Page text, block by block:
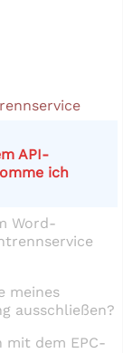
API-
ich
Word-
meines
ausschließen?
mit dem EPC-